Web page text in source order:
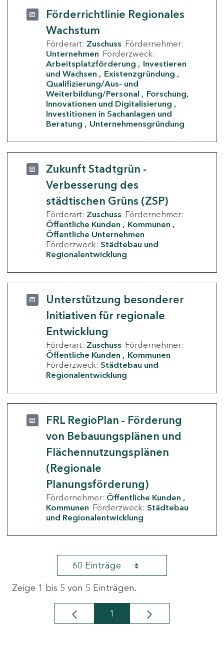
Förderrichtlinie Regionales
Wachstum
Förderart: Zuschuss Fördernehmer:
Unternehmen Förderzweck:
Arbeitsplatzförderung
Investieren
und Wachsen
Existenzgründung
Qualifizierung/Aus- und
Weiterbildung/Personal
Forschung,
Innovationen und Digitalisierung
Investitionen in Sachanlagen und
Beratung
Unternehmensgründung
Zukunft Stadtgrün -
Verbesserung des
städtischen Grüns (ZSP)
Förderart: Zuschuss Fördernehmer:
Öffentliche Kunden
Kommunen
Öffentliche Unternehmen
Förderzweck: Städtebau und
Regionalentwicklung
Unterstützung besonderer
Initiativen für regionale
Entwicklung
Förderart: Zuschuss Fördernehmer:
Öffentliche Kunden
Kommunen
Förderzweck: Städtebau und
Regionalentwicklung
FRL RegioPlan - Förderung
von Bebauungsplänen und
Flächennutzungsplänen
(Regionale
Planungsförderung)
Fördernehmer: Öffentliche Kunden
Kommunen Förderzweck: Städtebau
und Regionalentwicklung
60 Einträge
Zeige 1 bis 5 von 5 Einträgen.
Seite
1